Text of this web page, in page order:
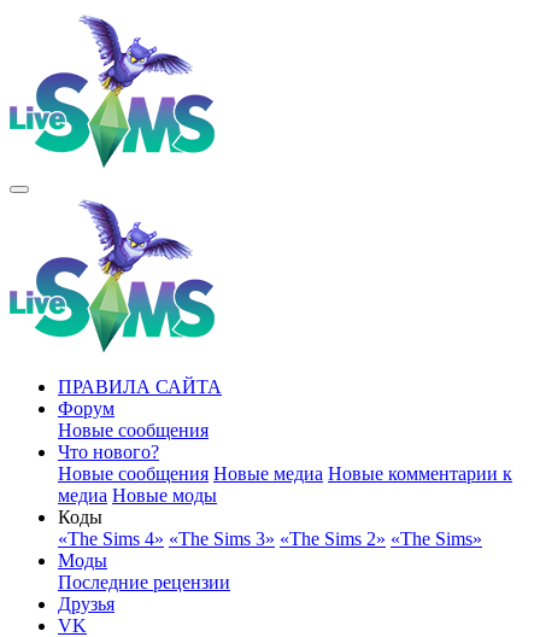
ПРАВИЛА САЙТА
Форум
Новые сообщения
Что нового?
Новые сообщения Новые медиа Новые комментарии к
медиа Новые моды
Коды
«The Sims 4» «The Sims 3» «The Sims 2» «The Sims»
Моды
Последние рецензии
Друзья
VK